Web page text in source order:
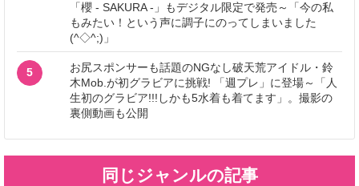
「櫻 - SAKURA -」もデジタル限定で発売～「今の私
もみたい！という声に調子にのってしまいました
(^◇^;)」
5
お尻スポンサーも話題のNGなし破天荒アイドル・鈴
木Mob.が初グラビアに挑戦! 「週プレ」に登場～「人
生初のグラビア!!!しかも5水着も着てます」。撮影の
裏側動画も公開
同じジャンルの記事